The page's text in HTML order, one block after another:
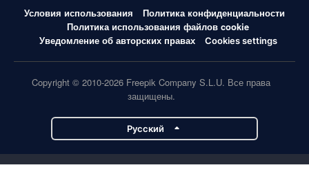
Условия использования
Политика конфиденциальности
Политика использования файлов cookie
Уведомление об авторских правах
Cookies settings
Copyright © 2010-2026 Freepik Company S.L.U. Все права
защищены.
Pусский